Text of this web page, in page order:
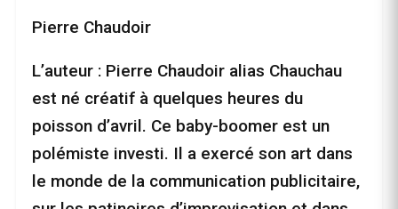
Pierre Chaudoir
L’auteur : Pierre Chaudoir alias Chauchau
est né créatif à quelques heures du
poisson d’avril. Ce baby-boomer est un
polémiste investi. Il a exercé son art dans
le monde de la communication publicitaire,